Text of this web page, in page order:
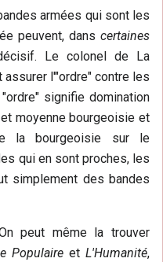
armées qui sont les
peuvent, dans certaines
Le colonel de La
l'"ordre" contre les
signifie domination
moyenne bourgeoisie et
la bourgeoisie sur le
qui en sont proches, les
simplement des bandes
peut même la trouver
Populaire et L'Humanité,